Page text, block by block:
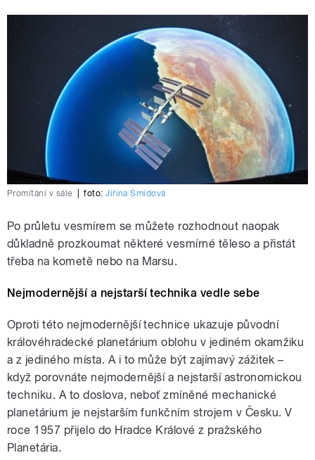
Promítání v sále foto:Jiřina Šmídová
Po průletu vesmírem se můžete rozhodnout naopak
důkladně prozkoumat některé vesmírné těleso a přistát
třeba na kometě nebo na Marsu.
Nejmodernější a nejstarší technika vedle sebe
Oproti této nejmodernější technice ukazuje původní
královéhradecké planetárium oblohu v jediném okamžiku
a z jediného místa. A i to může být zajímavý zážitek –
když porovnáte nejmodernější a nejstarší astronomickou
techniku. A to doslova, neboť zmíněné mechanické
planetárium je nejstarším funkčním strojem v Česku. V
roce 1957 přijelo do Hradce Králové z pražského
Planetária.